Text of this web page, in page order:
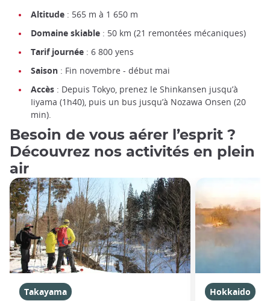
Altitude : 565 m à 1 650 m
Domaine skiable : 50 km (21 remontées mécaniques)
Tarif journée : 6 800 yens
Saison : Fin novembre - début mai
Accès : Depuis Tokyo, prenez le Shinkansen jusqu’à
Iiyama (1h40), puis un bus jusqu’à Nozawa Onsen (20
min).
Besoin de vous aérer l’esprit ?
Découvrez nos activités en plein
air
Takayama Hokkaido